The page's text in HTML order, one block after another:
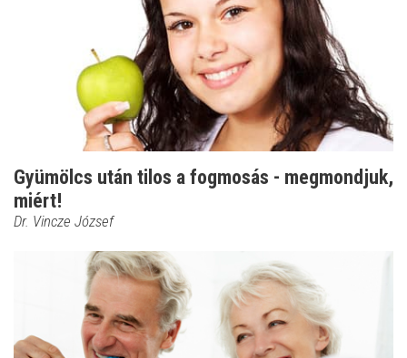
Gyümölcs után tilos a fogmosás - megmondjuk,
miért!
Dr. Vincze József